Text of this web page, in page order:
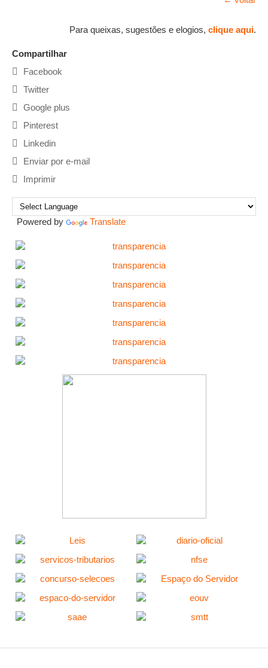
Para queixas, sugestões e elogios, clique aqui.
Compartilhar
Facebook
Twitter
Google plus
Pinterest
Linkedin
Enviar por e-mail
Imprimir
Powered by Translate